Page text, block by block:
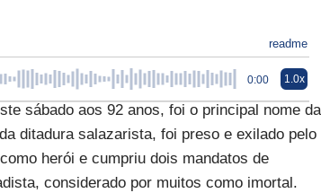
readme
0:00 1.0x
sábado aos 92 anos, foi o principal nome da
ditadura salazarista, foi preso e exilado pelo
herói e cumpriu dois mandatos de
considerado por muitos como imortal.